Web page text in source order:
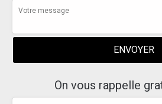
On vous rappelle